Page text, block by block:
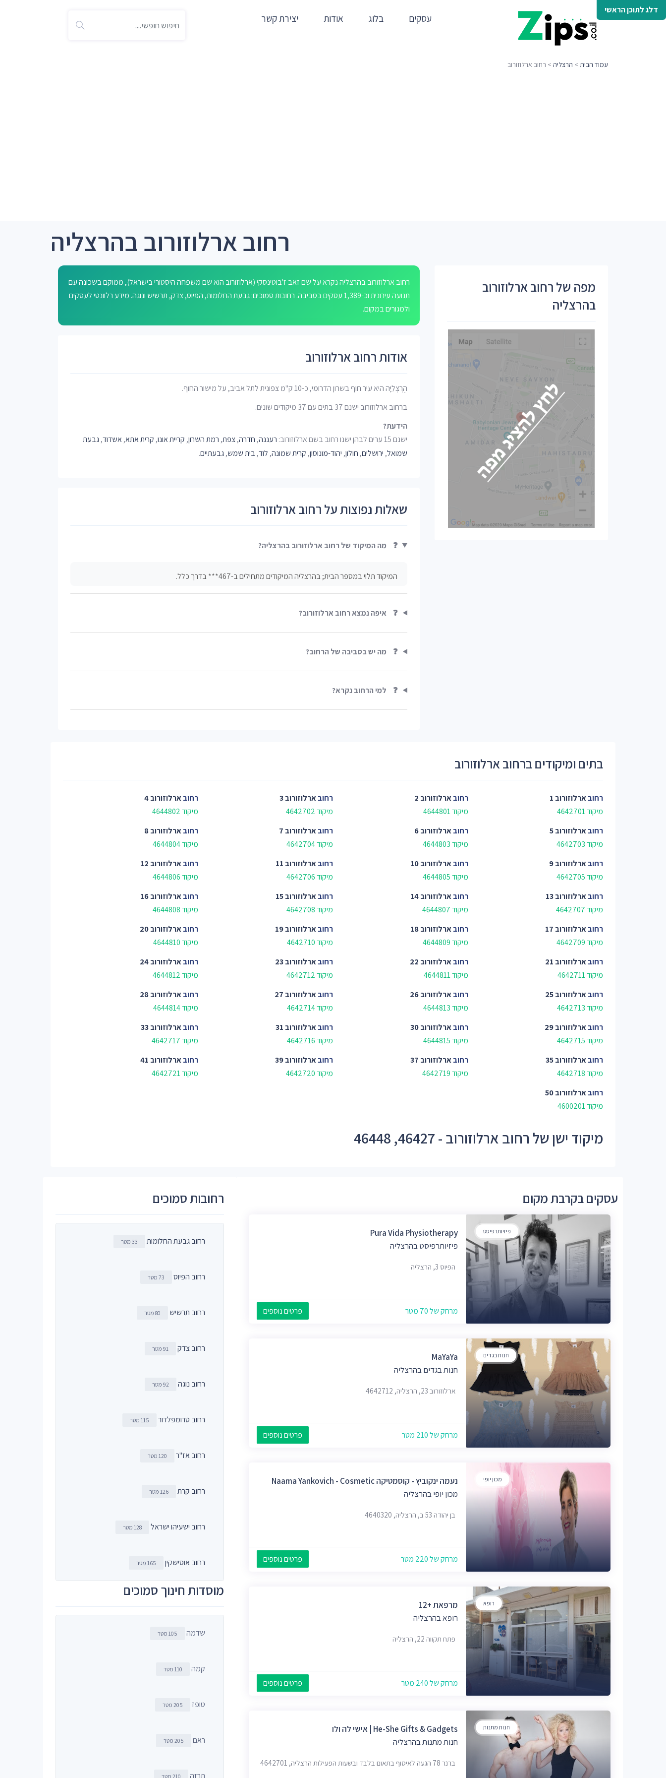
דלג לתוכן הראשי
עסקים בלוג אודות יצירת קשר
עמוד הבית > הרצליה > רחוב ארלוזורוב
רחוב ארלוזורוב בהרצליה
רחוב ארלוזורוב בהרצליה נקרא על שם זאב ז'בוטינסקי (ארלוזורוב הוא שם משפחה היסטורי בישראל), ממוקם בשכונה עם
תנועה עירונית וכ-1,389 עסקים בסביבה. רחובות סמוכים: גבעת החלומות, הפיוס, צדק, תרשיש ונוגה. מידע רלוונטי לעסקים
ולמגורים במקום.
אודות רחוב ארלוזורוב
הֶרְצְלִיָּה היא עיר חוף בשרון הדרומי, כ-10 ק"מ צפונית לתל אביב, על מישור החוף.
ברחוב ארלוזורוב ישנם 37 בתים עם 37 מיקודים שונים.
הידעת?
ישנם 15 ערים לבהן ישנו רחוב בשם ארלוזורוב:
רעננה, חדרה,צפת, רמת השרון, קריית אונו, קרית אתא,אשדוד,גבעת
שמואל, ירושלים, חולון, יהוד-מונוסון, קרית שמונה, לוד,בית שמש,גבעתיים.
שאלות נפוצות על רחוב ארלוזורוב
❓ מה המיקוד של רחוב ארלוזורוב בהרצליה?
המיקוד תלוי במספר הבית; בהרצליה המיקודים מתחילים ב-467*** בדרך כלל.
❓ איפה נמצא רחוב ארלוזורוב?
❓ מה יש בסביבה של הרחוב?
❓ למי הרחוב נקרא?
מפה של רחוב ארלוזורוב
בהרצליה
בתים ומיקודים ברחוב ארלוזורוב
רחובארלוזורוב 1
מיקוד 4642701
רחובארלוזורוב 2
מיקוד 4644801
רחובארלוזורוב 3
מיקוד 4642702
רחובארלוזורוב 4
מיקוד 4644802
רחובארלוזורוב 5
מיקוד 4642703
רחובארלוזורוב 6
מיקוד 4644803
רחובארלוזורוב 7
מיקוד 4642704
רחובארלוזורוב 8
מיקוד 4644804
רחובארלוזורוב 9
מיקוד 4642705
רחובארלוזורוב 10
מיקוד 4644805
רחובארלוזורוב 11
מיקוד 4642706
רחובארלוזורוב 12
מיקוד 4644806
רחובארלוזורוב 13
מיקוד 4642707
רחובארלוזורוב 14
מיקוד 4644807
רחובארלוזורוב 15
מיקוד 4642708
רחובארלוזורוב 16
מיקוד 4644808
רחובארלוזורוב 17
מיקוד 4642709
רחובארלוזורוב 18
מיקוד 4644809
רחובארלוזורוב 19
מיקוד 4642710
רחובארלוזורוב 20
מיקוד 4644810
רחובארלוזורוב 21
מיקוד 4642711
רחובארלוזורוב 22
מיקוד 4644811
רחובארלוזורוב 23
מיקוד 4642712
רחובארלוזורוב 24
מיקוד 4644812
רחובארלוזורוב 25
מיקוד 4642713
רחובארלוזורוב 26
מיקוד 4644813
רחובארלוזורוב 27
מיקוד 4642714
רחובארלוזורוב 28
מיקוד 4644814
רחובארלוזורוב 29
מיקוד 4642715
רחובארלוזורוב 30
מיקוד 4644815
רחובארלוזורוב 31
מיקוד 4642716
רחובארלוזורוב 33
מיקוד 4642717
רחובארלוזורוב 35
מיקוד 4642718
רחובארלוזורוב 37
מיקוד 4642719
רחובארלוזורוב 39
מיקוד 4642720
רחובארלוזורוב 41
מיקוד 4642721
רחובארלוזורוב 50
מיקוד 4600201
מיקוד ישן של רחוב ארלוזורוב - 46427, 46448
עסקים בקרבת מקום
פיזיותרפיסט
Pura Vida Physiotherapy
פיזיותרפיסט בהרצליה
הפיוס 3, הרצליה
מרחק של 70 מטר פרטים נוספים
חנות בגדים
MaYaYa
חנות בגדים בהרצליה
ארלוזורוב 23, הרצליה, 4642712
מרחק של 210 מטר פרטים נוספים
מכון יופי
נעמה ינקוביץ - קוסמטיקה Naama Yankovich - Cosmetic
מכון יופי בהרצליה
בן יהודה 53 ב, הרצליה, 4640320
מרחק של 220 מטר פרטים נוספים
רופא
מרפאת +12
רופא בהרצליה
פתח תקווה 22, הרצליה
מרחק של 240 מטר פרטים נוספים
חנות מתנות
He-She Gifts & Gadgets | אישי לה ולו
חנות מתנות בהרצליה
ברנר 78 הגעה לאיסוף בתאום בלבד ובשעות הפעילות הרצליה, 4642701
רחובות סמוכים
רחוב גבעת החלומות 33 מטר
רחוב הפיוס 73 מטר
רחוב תרשיש 80 מטר
רחוב צדק 91 מטר
רחוב נוגה 92 מטר
רחוב טרומפלדור 115 מטר
רחוב אז"ר 120 מטר
רחוב קרת 126 מטר
רחוב ישעיהו ישראל 128 מטר
רחוב אוסישקין 165 מטר
מוסדות חינוך סמוכים
שדמה 105 מטר
קמה 110 מטר
טופז 205 מטר
ראם 205 מטר
תרזה 210 מטר